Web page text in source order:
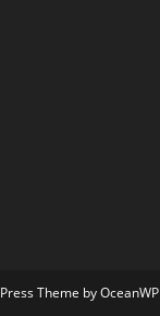
Theme by OceanWP